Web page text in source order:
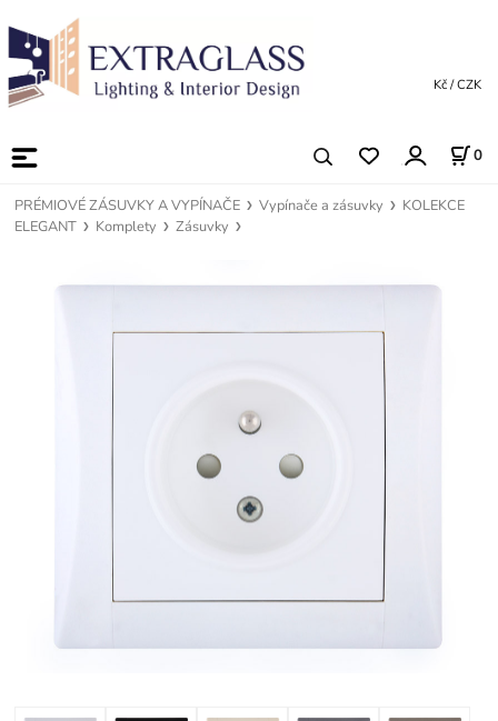
0
Kč / CZK
PRÉMIOVÉ ZÁSUVKY A VYPÍNAČE Vypínače a zásuvky
KOLEKCE
ELEGANT
Komplety Zásuvky